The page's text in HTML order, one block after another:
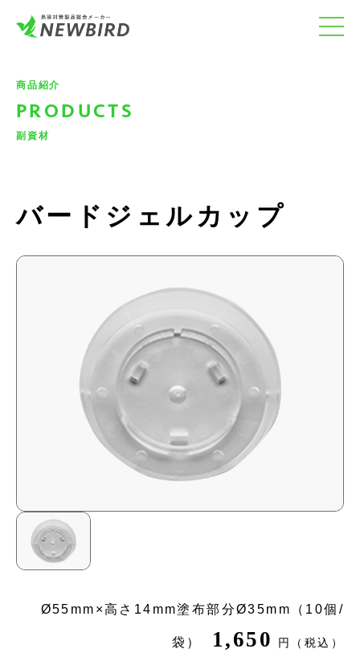
商品紹介
PRODUCTS
副資材
バードジェルカップ
Ø55mm×高さ14mm塗布部分Ø35mm（10個/
袋） 1,650 円（税込）